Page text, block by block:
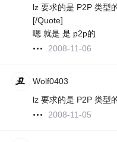
lz 要求的是 P2P 类型
[/Quote]
嗯 就是 是 p2p的
2008-11-06
Wolf0403
lz 要求的是 P2P 类型
2008-11-05